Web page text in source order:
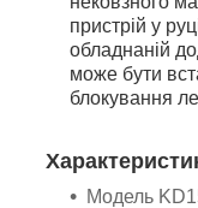
пристрій у
обладнаній
може бути
блокування
Модель